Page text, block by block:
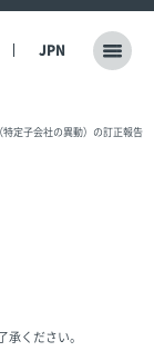
JPN
定子会社の異動）の訂正報告
承ください。